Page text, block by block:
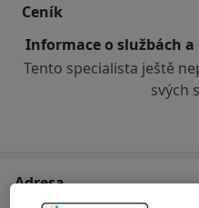
Ceník
Informace o službách
Tento specialista ještě
svých
Adresa